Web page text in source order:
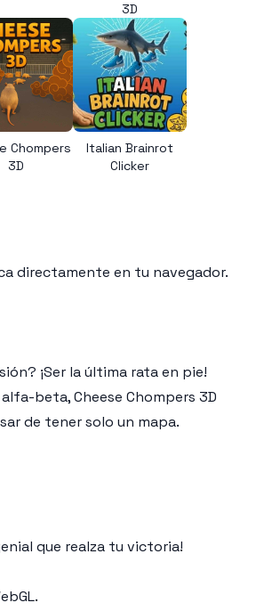
3D
Chompers
3D
Italian Brainrot
Clicker
directamente en tu navegador.
¡Ser la última rata en pie!
beta, Cheese Chompers 3D
de tener solo un mapa.
que realza tu victoria!